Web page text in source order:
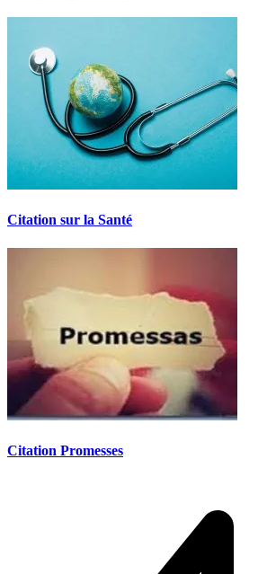
Citation sur la Santé
Citation Promesses